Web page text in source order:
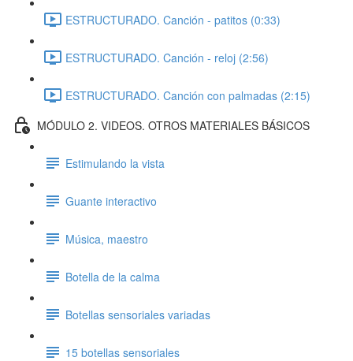
ESTRUCTURADO. Canción - patitos (0:33)
ESTRUCTURADO. Canción - reloj (2:56)
ESTRUCTURADO. Canción con palmadas (2:15)
MÓDULO 2. VIDEOS. OTROS MATERIALES BÁSICOS
Estimulando la vista
Guante interactivo
Música, maestro
Botella de la calma
Botellas sensoriales variadas
15 botellas sensoriales